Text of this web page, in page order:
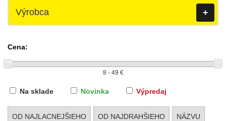
Výrobca +
Cena:
Na sklade Novinka Výpredaj
OD NAJLACNEJŠIEHO OD NAJDRAHŠIEHO NÁZVU